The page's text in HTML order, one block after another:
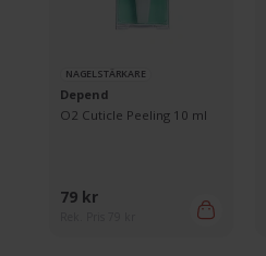
NAGELSTÄRKARE
Depend
O2 Cuticle Peeling 10 ml
79 kr